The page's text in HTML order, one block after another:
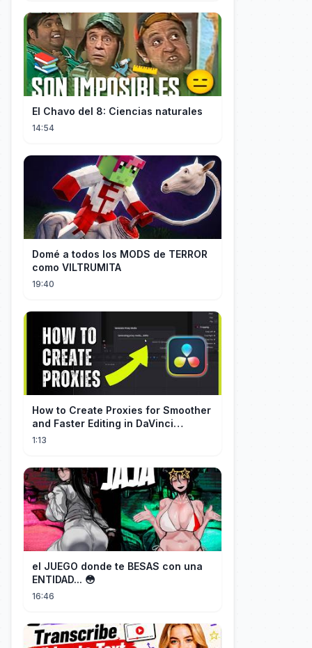
El Chavo del 8: Ciencias naturales
14:54
Domé a todos los MODS de TERROR
como VILTRUMITA
19:40
How to Create Proxies for Smoother
and Faster Editing in DaVinci
Resolve
1:13
el JUEGO donde te BESAS con una
ENTIDAD... 😳
16:46